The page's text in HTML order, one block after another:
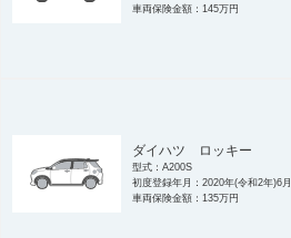
車両保険金額：145万円
ダイハツ ロッキー
型式：A200S
初度登録年月：2020年(令和2年)6月
車両保険金額：135万円